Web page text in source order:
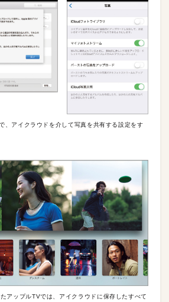
、アイクラウドを介して写真を共有する設定をす
アップルTVでは、アイクラウドに保存したすべて